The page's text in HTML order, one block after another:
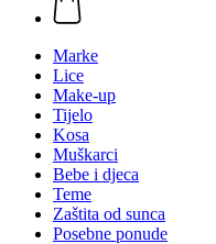
Marke
Lice
Make-up
Tijelo
Kosa
Muškarci
Bebe i djeca
Teme
Zaštita od sunca
Posebne ponude